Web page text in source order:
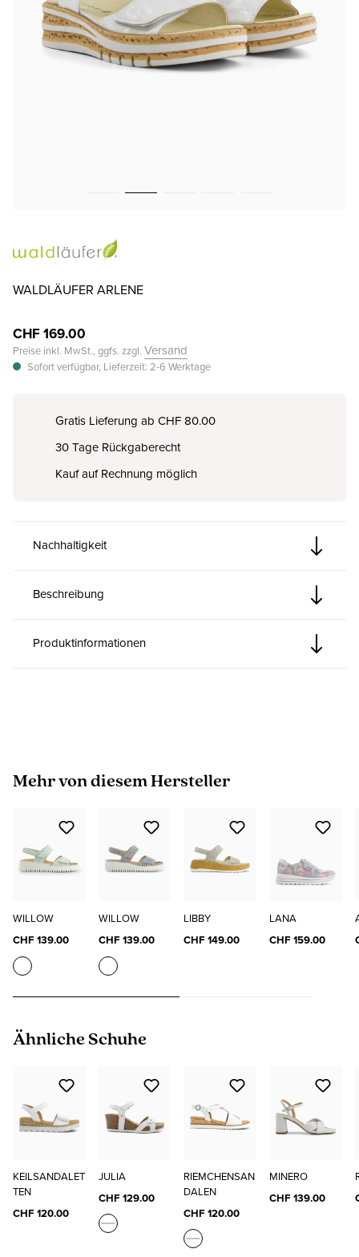
WALDLÄUFER ARLENE
CHF 169.00
Preise inkl. MwSt., ggfs. zzgl. Versand
Sofort verfügbar, Lieferzeit: 2-6 Werktage
Gratis Lieferung ab CHF 80.00
30 Tage Rückgaberecht
Kauf auf Rechnung möglich
Nachhaltigkeit
Beschreibung
Produktinformationen
Produktgalerie überspringen
Mehr von diesem Hersteller
WILLOW
CHF 139.00
WILLOW
CHF 139.00
LIBBY
CHF 149.00
LANA
CHF 159.00
Produktgalerie überspringen
Ähnliche Schuhe
KEILSANDALET
TEN
CHF 120.00
JULIA
CHF 129.00
RIEMCHENSAN
DALEN
CHF 120.00
MINERO
CHF 139.00